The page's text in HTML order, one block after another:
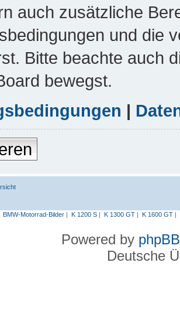
auch zusätzliche
und die
Bitte beachte auch
bewegst.
|
BMW-Motorrad-Bilder| K 1200 S| K 1300 GT| K 1600 GT|
Powered by phpBB
Deutsche